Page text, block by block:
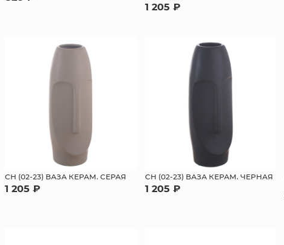
1 205 ₽
СН (02-23) ВАЗА КЕРАМ. СЕРАЯ
1 205 ₽
СН (02-23) ВАЗА КЕРАМ. ЧЕРНАЯ
1 205 ₽